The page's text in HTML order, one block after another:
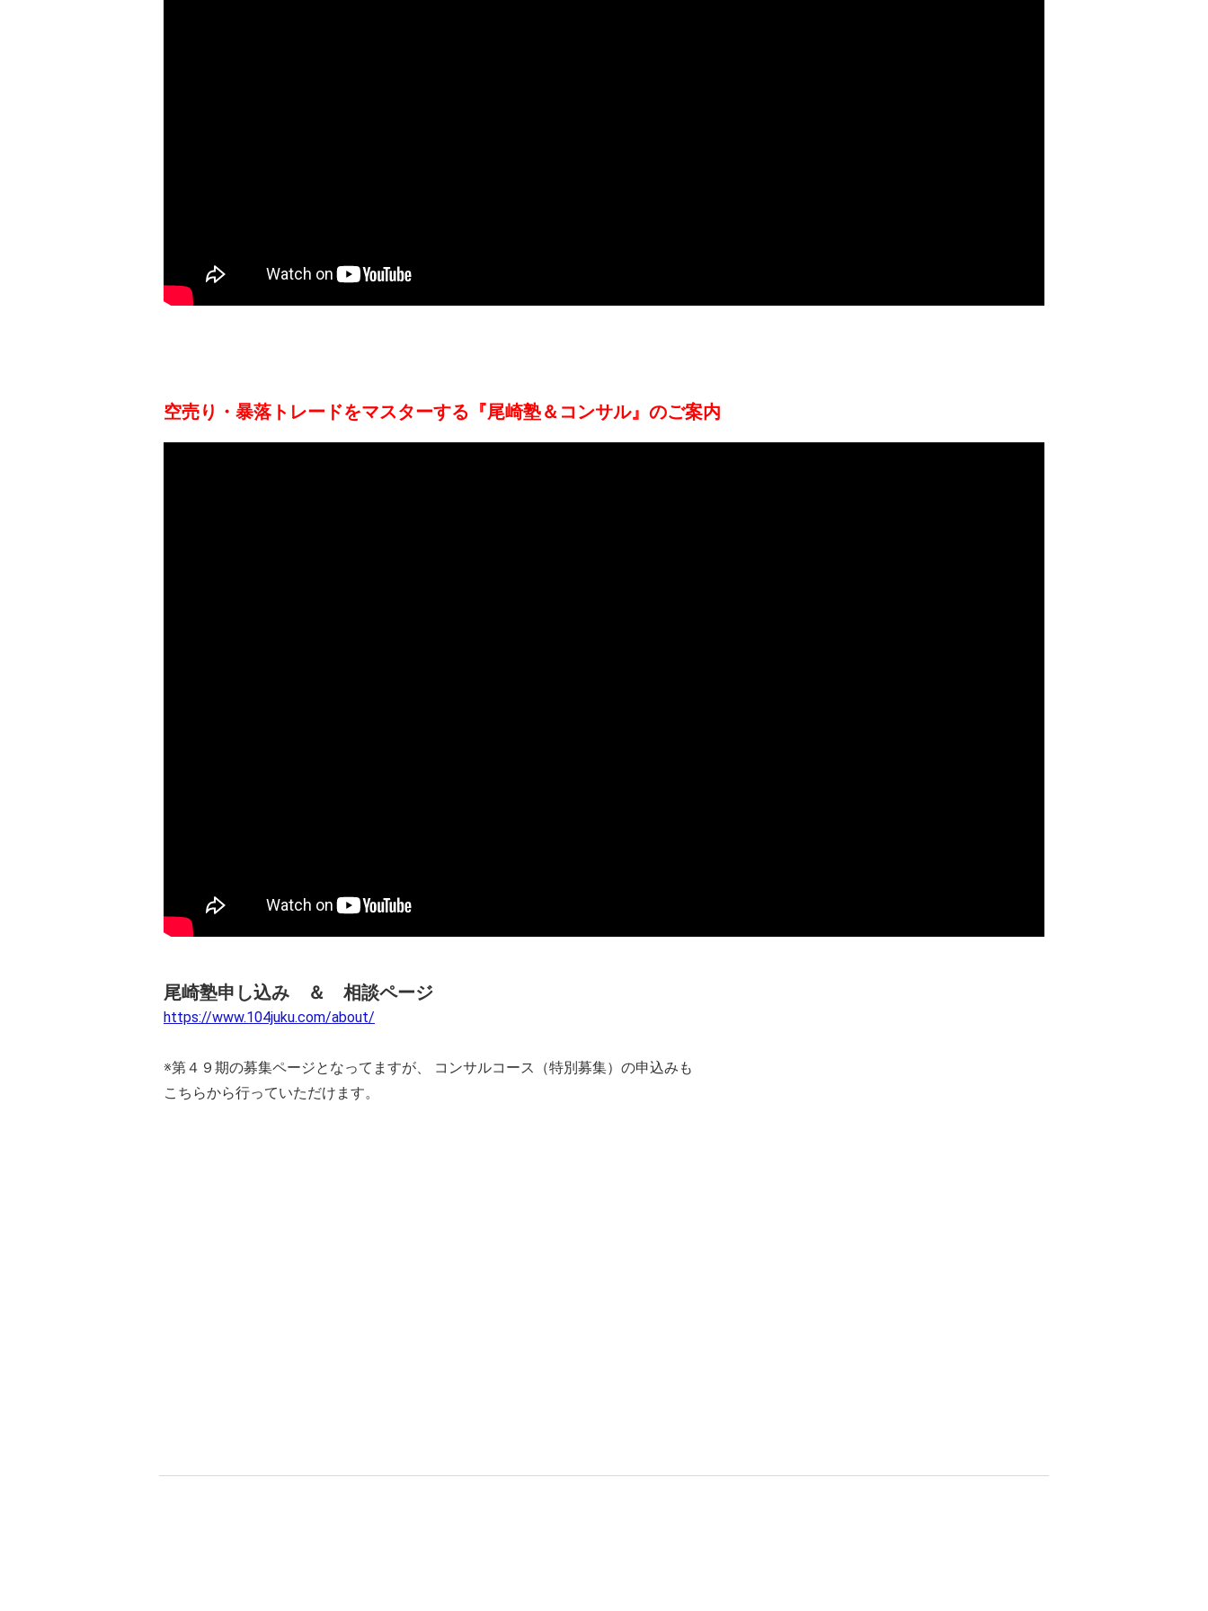
空売り・暴落トレードをマスターする『尾崎塾＆コンサル』のご案内
尾崎塾申し込み ＆ 相談ページ
https://www.104juku.com/about/
※第４９期の募集ページとなってますが、 コンサルコース（特別募集）の申込みも
こちらから行っていただけます。